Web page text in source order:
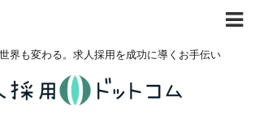
界も変わる。求人採用を成功に導くお手伝い